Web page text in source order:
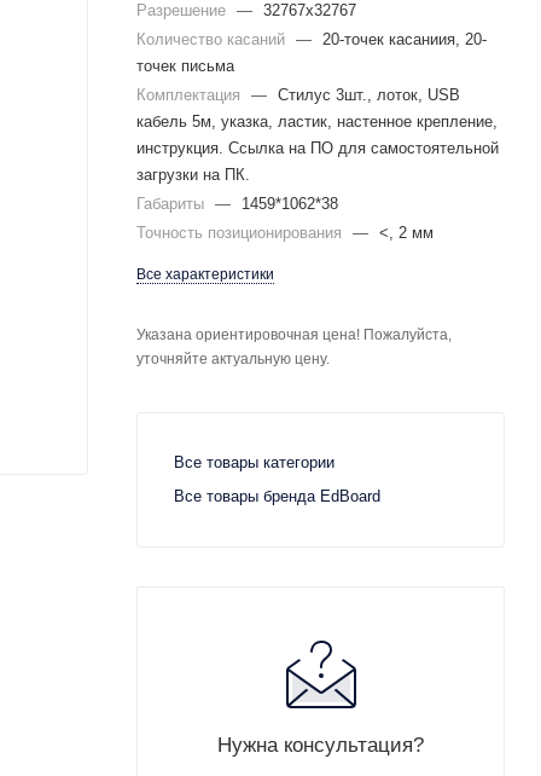
Разрешение — 32767x32767
Количество касаний — 20-точек касаниия, 20-
точек письма
Комплектация
— Стилус 3шт., лоток, USB
кабель 5м, указка, ластик, настенное крепление,
инструкция. Ссылка на ПО для самостоятельной
загрузки на ПК.
Габариты —
1459*1062*38
Точность позиционирования
— <, 2 мм
Все характеристики
Указана ориентировочная цена! Пожалуйста,
уточняйте актуальную цену.
Все товары категории
Все товары бренда EdBoard
Нужна консультация?